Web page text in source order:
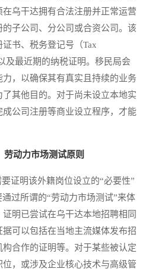
乌干达拥有合法注册并正常运营
子公司、分公司或合资公司。该
书、税务登记号（Tax
及最近期的纳税证明。移民局会
，以确保其有真实且持续的业务
其他目的。对于尚未设立本地实
公司注册等商业设立程序，才能
劳动力市场测试原则
明该外籍岗位设立的“必要性”
过所谓的“劳动力市场测试”来体
明已尝试在乌干达本地招聘相同
可以包括在当地主流媒体发布招
合作的证明等。对于某些被认定
，或涉及企业核心技术与高级管